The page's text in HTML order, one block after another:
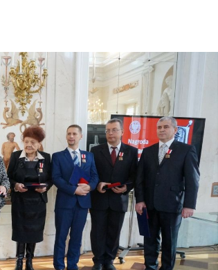
ЦЕНТР
"НАДІЯ"